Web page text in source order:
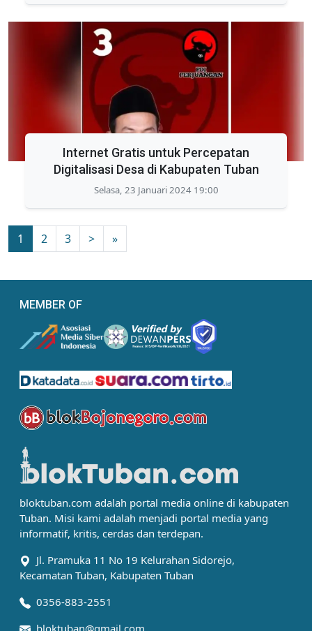
Internet Gratis untuk Percepatan
Digitalisasi Desa di Kabupaten Tuban
Selasa, 23 Januari 2024 19:00
1 2 3 > »
MEMBER OF
bloktuban.com adalah portal media online di kabupaten
Tuban. Misi kami adalah menjadi portal media yang
informatif, kritis, cerdas dan terdepan.
Jl. Pramuka 11 No 19 Kelurahan Sidorejo,
Kecamatan Tuban, Kabupaten Tuban
0356-883-2551